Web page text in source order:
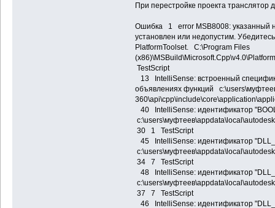
При перестройке проекта транслятор
Ошибка 1 error MSB8008: указанный
установлен или недопустим.
PlatformToolset. C:\Program Files
TestScript
13 IntelliSense: встроенный
объявлениях функций
40 IntelliSense: идентификатор
30 1 TestScript
45 IntelliSense: идентификатор
34 7 TestScript
48 IntelliSense: идентификатор
37 7 TestScript
46 IntelliSense: идентификатор